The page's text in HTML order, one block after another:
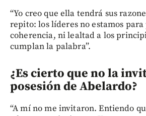
“Yo creo que ella tendrá sus
repito: los líderes no estamos
coherencia, ni lealtad a los
cumplan la palabra”.
¿Es cierto que no la
posesión de Abelardo?
“A mí no me invitaron. Entiendo